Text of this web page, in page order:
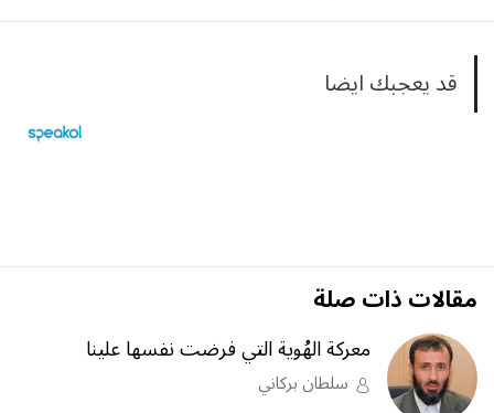
قد يعجبك ايضا
مقالات ذات صلة
معركة الهُوية التي فرضت نفسها علينا
سلطان بركاني